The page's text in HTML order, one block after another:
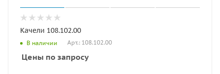
Качели 108.102.00
В наличии Арт.: 108.102.00
Цены по запросу